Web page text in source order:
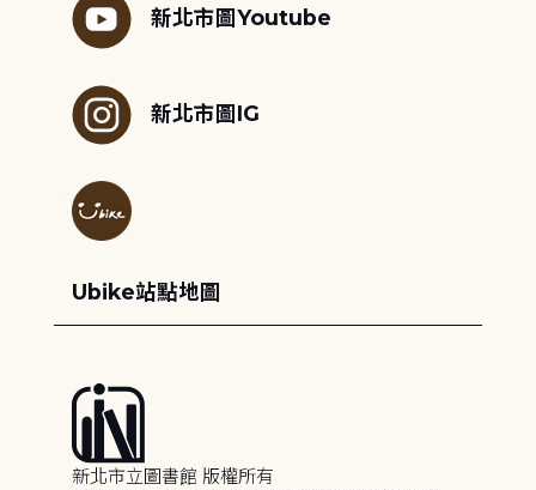
新北市圖Youtube
新北市圖IG
Ubike站點地圖
新北市立圖書館 版權所有